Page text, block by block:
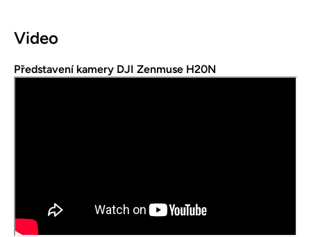
Video
Představení kamery DJI Zenmuse H20N